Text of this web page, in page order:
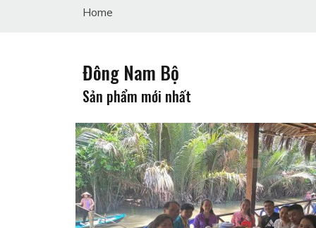
Home
Đông Nam Bộ
Sản phẩm mới nhất